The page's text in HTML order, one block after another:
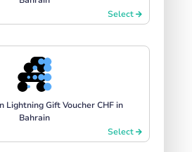
Select
Lightning Gift Voucher CHF in
Bahrain
Select